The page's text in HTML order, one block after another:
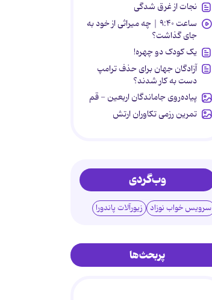
نجات از غرق شدگی
ساعت ۹:۴۰ | چه میراثی از خود به
جای گذاشت؟
یک کودک دو چهره!
آزادگان جهان برای حذف ترامپ
دست به کار شدند؟
پیاده‌روی جاماندگان اربعین - قم
تمرین رزمی تکاوران ارتش
وب‌گردی
سرویس خواب نوزاد زیورآلات پاندورا
پربحث‌ها